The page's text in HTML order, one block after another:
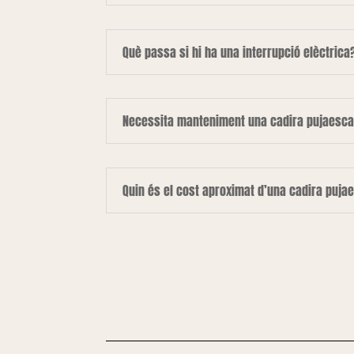
Què passa si hi ha una interrupció
Necessita manteniment una cadira
Quin és el cost aproximat d’una cadira